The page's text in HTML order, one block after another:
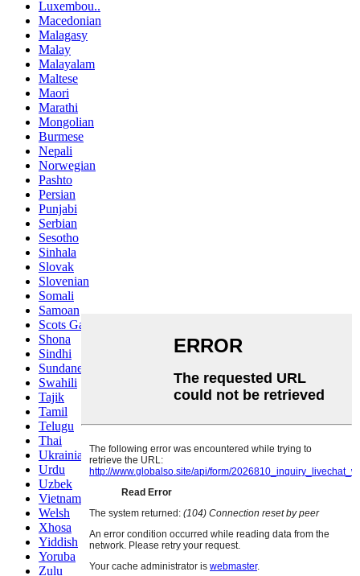
Luxembou..
Macedonian
Malagasy
Malay
Malayalam
Maltese
Maori
Marathi
Mongolian
Burmese
Nepali
Norwegian
Pashto
Persian
Punjabi
Serbian
Sesotho
Sinhala
Slovak
Slovenian
Somali
Samoan
Scots Gaelic
Shona
Sindhi
Sundanese
Swahili
Tajik
Tamil
Telugu
Thai
Ukrainian
Urdu
Uzbek
Vietnamese
Welsh
Xhosa
Yiddish
Yoruba
Zulu